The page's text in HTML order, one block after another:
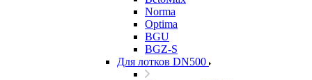
Norma
Optima
BGU
BGZ-S
Для лотков DN500